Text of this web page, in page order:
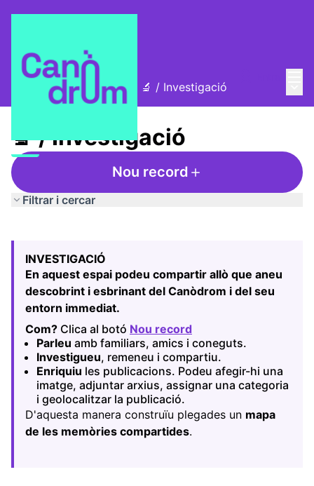
L'Alzina i el Canòdrom 🔬 / Investigació
🔬 / Investigació
Nou record
Filtrar i cercar
−
INVESTIGACIÓ
En aquest espai podeu compartir allò que aneu
descobrint i esbrinant del Canòdrom i del seu
entorn immediat.
Com? Clica al botó Nou record
(Obrir en una
Parleu amb familiars, amics i coneguts.
Investigueu, remeneu i compartiu.
Enriquiu les publicacions. Podeu afegir-hi una
imatge, adjuntar arxius, assignar una categoria
i geolocalitzar la publicació.
D'aquesta manera construïu plegades un mapa
de les memòries compartides.